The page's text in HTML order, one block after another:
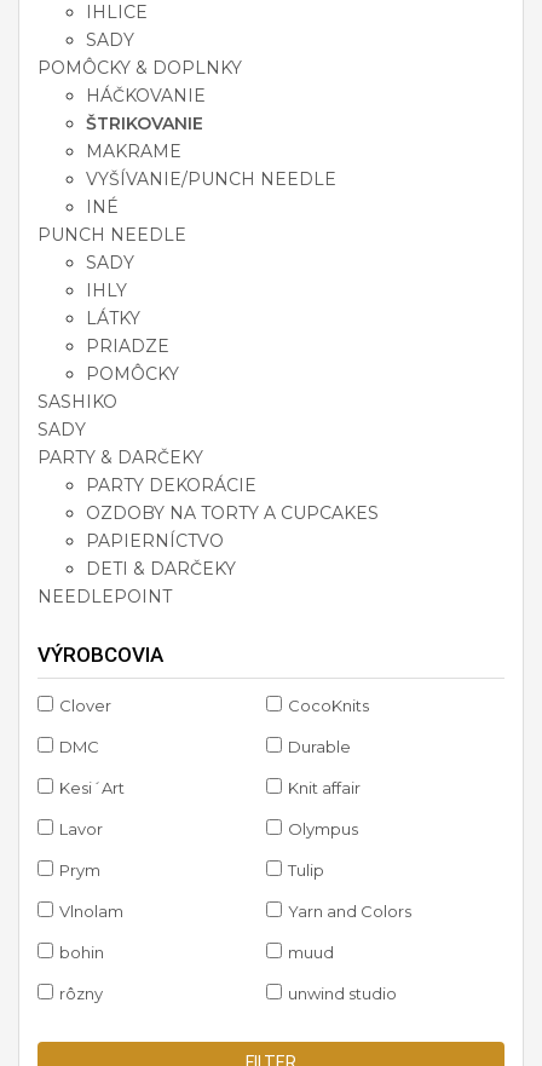
IHLICE
SADY
POMÔCKY & DOPLNKY
HÁČKOVANIE
ŠTRIKOVANIE
MAKRAME
VYŠÍVANIE/PUNCH NEEDLE
INÉ
PUNCH NEEDLE
SADY
IHLY
LÁTKY
PRIADZE
POMÔCKY
SASHIKO
SADY
PARTY & DARČEKY
PARTY DEKORÁCIE
OZDOBY NA TORTY A CUPCAKES
PAPIERNÍCTVO
DETI & DARČEKY
NEEDLEPOINT
VÝROBCOVIA
Clover CocoKnits
DMC Durable
Kesi´Art Knit affair
Lavor Olympus
Prym Tulip
Vlnolam Yarn and Colors
bohin muud
rôzny unwind studio